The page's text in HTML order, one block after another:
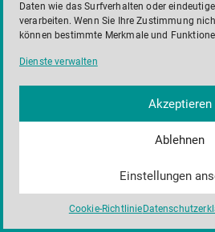
Daten wie das Surfverhalten oder
verarbeiten. Wenn Sie Ihre Zustimmung
können bestimmte Merkmale und
Dienste verwalten
Akzeptieren
Ablehnen
Einstellungen
Cookie-Richtlinie